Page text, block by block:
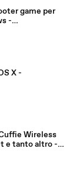
game per
-
X -
Wireless
e tanto altro -